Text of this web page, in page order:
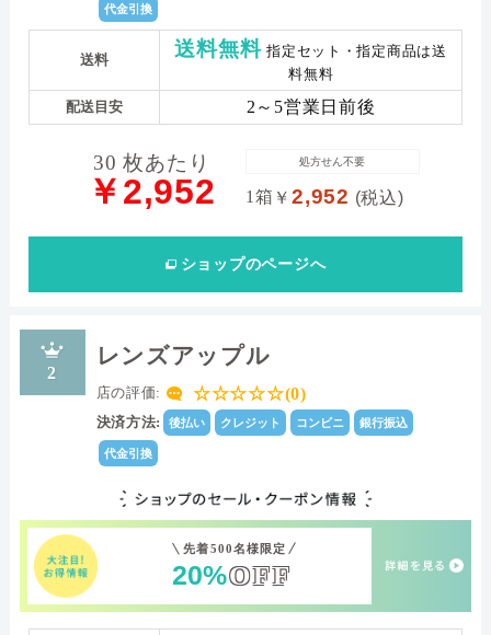
±0.00D～-0.50D（0.50step）-0.75D
～-6.00D（0.25step）-6.50D～-10.00D（0.50step）
代金引換
送料 送料無料 指定セット・指定商品は送
料無料
配送目安 2～5営業日前後
30 枚あたり
￥2,952 1箱 ￥2,952 (税込)
処方せん不要
ショップのページへ
2
レンズアップル
店の評価: ☆☆☆☆☆(0)
決済方法: 後払い クレジット コンビニ 銀行振込
代金引換
先着500名様限定
20%OFF